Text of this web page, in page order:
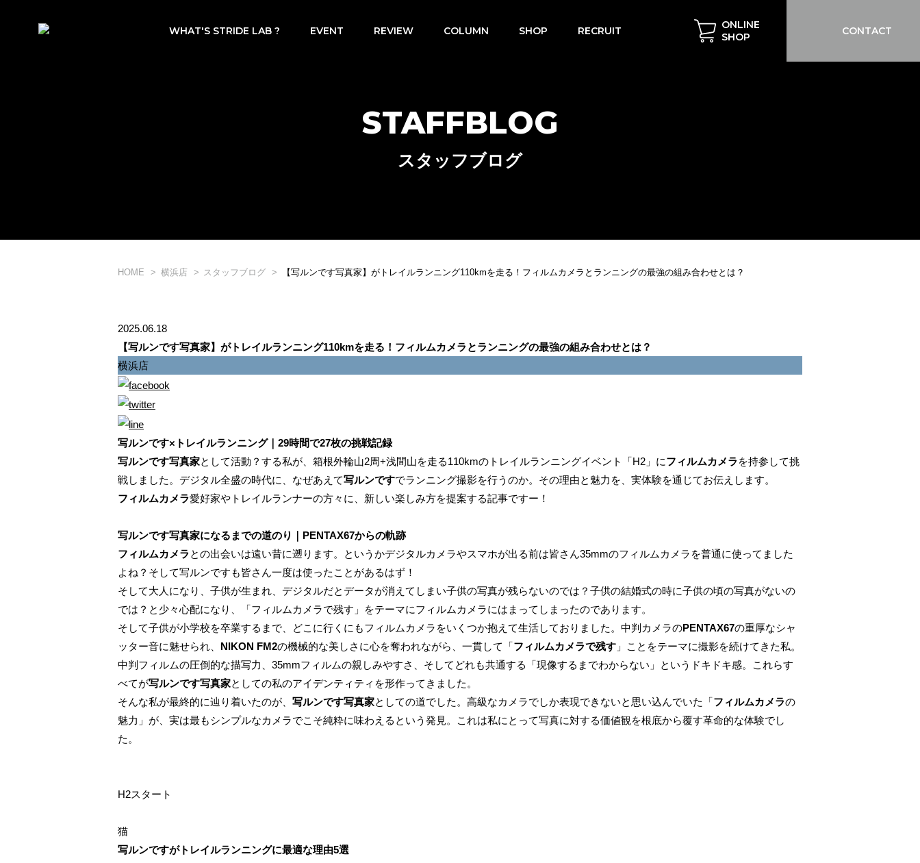
WHAT'S STRIDE LAB ? EVENT REVIEW COLUMN SHOP RECRUIT
ONLINE
SHOP
CONTACT
STAFFBLOG
スタッフブログ
HOME 横浜店 スタッフブログ 【写ルンです写真家】がトレイルランニング110kmを走る！フィルムカメラとランニングの最強の組み合わせとは？
2025.06.18
【写ルンです写真家】がトレイルランニング110kmを走る！フィルムカメラとランニングの最強の組み合わせとは？
横浜店
写ルンです×トレイルランニング｜29時間で27枚の挑戦記録
写ルンです写真家として活動？する私が、箱根外輪山2周+浅間山を走る110kmのトレイルランニングイベント「H2」にフィルムカメラを持参して挑
戦しました。デジタル全盛の時代に、なぜあえて写ルンですでランニング撮影を行うのか。その理由と魅力を、実体験を通じてお伝えします。
フィルムカメラ愛好家やトレイルランナーの方々に、新しい楽しみ方を提案する記事ですー！
写ルンです写真家になるまでの道のり｜PENTAX67からの軌跡
フィルムカメラとの出会いは遠い昔に遡ります。というかデジタルカメラやスマホが出る前は皆さん35mmのフィルムカメラを普通に使ってました
よね？そして写ルンですも皆さん一度は使ったことがあるはず！
そして大人になり、子供が生まれ、デジタルだとデータが消えてしまい子供の写真が残らないのでは？子供の結婚式の時に子供の頃の写真がないの
では？と少々心配になり、「フィルムカメラで残す」をテーマにフィルムカメラにはまってしまったのであります。
そして子供が小学校を卒業するまで、どこに行くにもフィルムカメラをいくつか抱えて生活しておりました。中判カメラのPENTAX67の重厚なシャ
ッター音に魅せられ、 NIKON FM2の機械的な美しさに心を奪われながら、一貫して「フィルムカメラで残す 」ことをテーマに撮影を続けてきた私。
中判フィルムの圧倒的な描写力、35mmフィルムの親しみやすさ、そしてどれも共通する「現像するまでわからない」というドキドキ感。これらす
べてが写ルンです写真家としての私のアイデンティティを形作ってきました。
そんな私が最終的に辿り着いたのが、 写ルンです写真家としての道でした。高級なカメラでしか表現できないと思い込んでいた「フィルムカメラの
魅力」が、実は最もシンプルなカメラでこそ純粋に味わえるという発見。これは私にとって写真に対する価値観を根底から覆す革命的な体験でし
た。
H2スタート
猫
写ルンですがトレイルランニングに最適な理由5選